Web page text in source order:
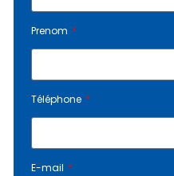
Prenom
Téléphone
E-mail